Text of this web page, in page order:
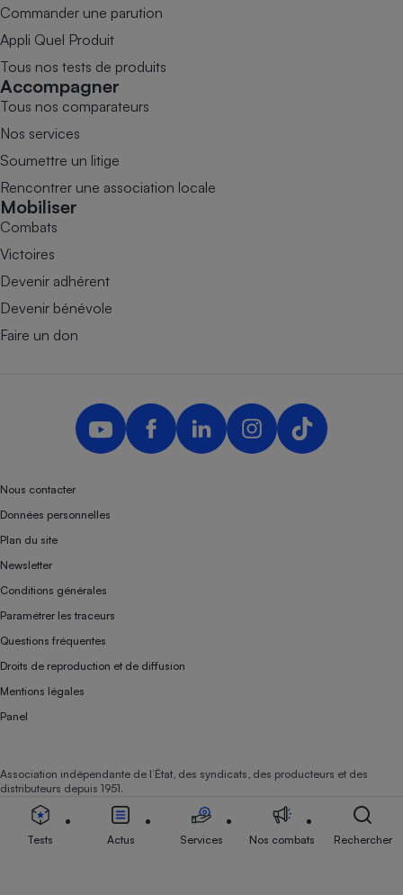
Commander une parution
Appli Quel Produit
Tous nos tests de produits
Accompagner
Tous nos comparateurs
Nos services
Soumettre un litige
Rencontrer une association locale
Mobiliser
Combats
Victoires
Devenir adhérent
Devenir bénévole
Faire un don
Nous contacter
Données personnelles
Plan du site
Newsletter
Conditions générales
Paramétrer les traceurs
Questions fréquentes
Droits de reproduction et de diffusion
Mentions légales
Panel
Association indépendante de l’État, des syndicats, des producteurs et des
distributeurs depuis 1951.
Tests Actus Services Nos combats Rechercher